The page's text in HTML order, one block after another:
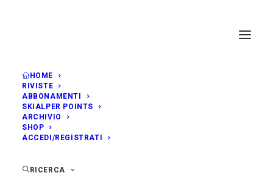
HOME
RIVISTE
ABBONAMENTI
SKIALPER POINTS
ARCHIVIO
SHOP
ACCEDI/REGISTRATI
RICERCA